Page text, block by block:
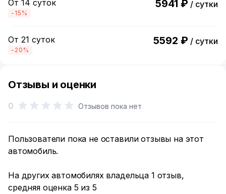
От 14 суток
-15%
5941 ₽ / сутки
От 21 суток
-20%
5592 ₽ / сутки
Отзывы и оценки
0 Отзывов пока нет
Пользователи пока не оставили отзывы на этот
автомобиль.
На других автомобилях владельца 1 отзыв,
средняя оценка 5 из 5